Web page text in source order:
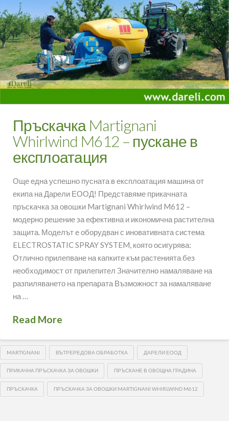
Пръскачка Martignani
Whirlwind M612 – пускане в
експлоатация
Още една успешно пусната в експлоатация машина от
екипа на Дарели ЕООД! Представяме прикачната
пръскачка за овошки Martignani Whirlwind M612 –
модерно решение за ефективна и икономична растителна
защита. Моделът е оборудван с иновативната система
ELECTROSTATIC SPRAY SYSTEM, която осигурява:
Отлично прилепване на капките към растенията без
необходимост от прилепител Значително намаляване на
разпиляването на препарата Възможност за намаляване
на …
Read More
MARTIGNANI ВЪТРЕРЕДОВА ОБРАБОТКА ДАРЕЛИ ЕООД
ПРИКАЧНА ПРЪСКАЧКА ЗА ОВОШКИ ПРЪСКАНЕ В ОВОЩНА ГРАДИНА
ПРЪСКАЧКА ПРЪСКАЧКА ЗА ОВОШКИ MARTIGNANI WHIRLWIND M612